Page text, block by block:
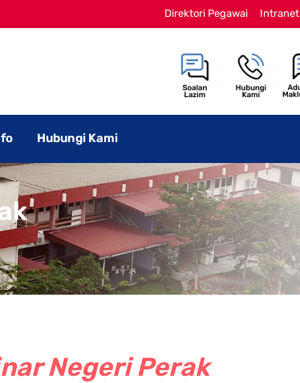
Direktori Pegawai Intranet
Hubungi Kami
Negeri Perak